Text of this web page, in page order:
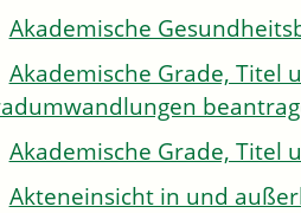
Akademische
Akademische Grade, Titel
Akademische Grade, Titel
Akteneinsicht in und